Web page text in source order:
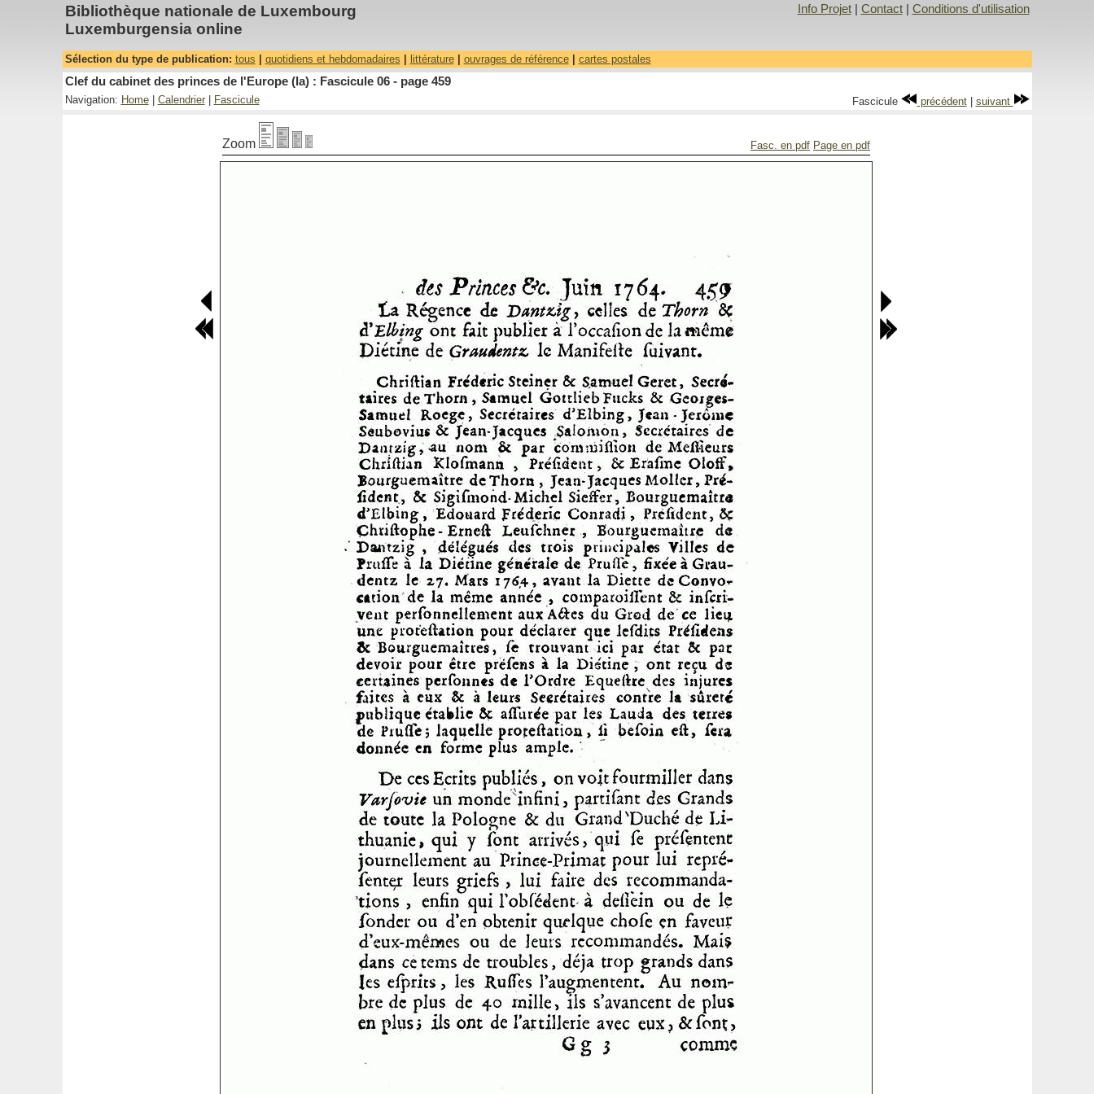
Bibliothèque nationale de Luxembourg
Luxemburgensia online
Info Projet| Contact| Conditions d'utilisation
Sélection du type de publication: tous quotidiens et hebdomadaires littérature| ouvrages de référence| cartes postales
Clef du cabinet des princes de l'Europe (la) : Fascicule 06 - page 459
Navigation: Home| Calendrier| Fascicule Fascicule précédent| suivant
Zoom Fasc. en pdf Page en pdf